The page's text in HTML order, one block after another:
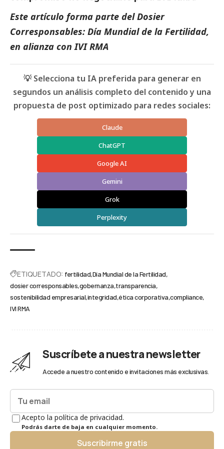
Este artículo forma parte del Dosier
Corresponsables: Día Mundial de la Fertilidad,
en alianza con IVI RMA
💡 Selecciona tu IA preferida para generar en
segundos un análisis completo del contenido y una
propuesta de post optimizado para redes sociales:
Claude
ChatGPT
Google AI
Gemini
Grok
Perplexity
ETIQUETADO: fertilidad Día Mundial de la Fertilidad
dosier corresponsables gobernanza transparencia
sostenibilidad empresarial integridad ética corporativa compliance
IVI RMA
Suscríbete a nuestra newsletter
Accede a nuestro contenido e invitaciones más exclusivas.
Acepto la política de privacidad.
Podrás darte de baja en cualquier momento.
Suscribirme gratis